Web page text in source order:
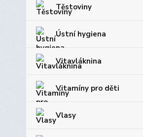
Těstoviny
Ústní hygiena
Vitavláknina
Vitamíny pro děti
Vlasy